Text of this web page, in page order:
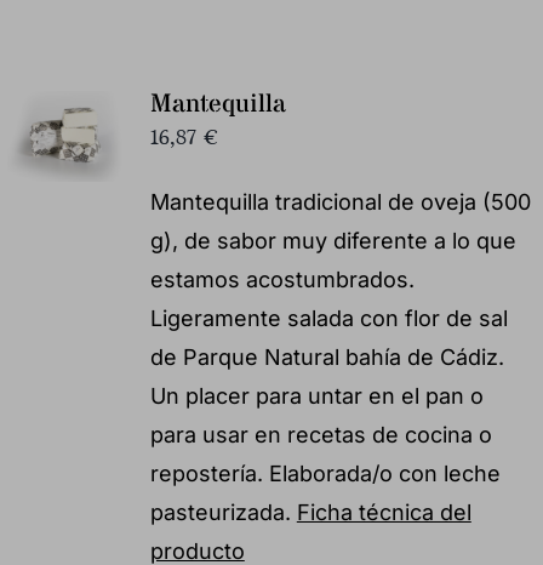
Mantequilla
16,87 €
Mantequilla tradicional de oveja (500
g), de sabor muy diferente a lo que
estamos acostumbrados.
Ligeramente salada con flor de sal
de Parque Natural bahía de Cádiz.
Un placer para untar en el pan o
para usar en recetas de cocina o
repostería. Elaborada/o con leche
pasteurizada. Ficha técnica del
producto